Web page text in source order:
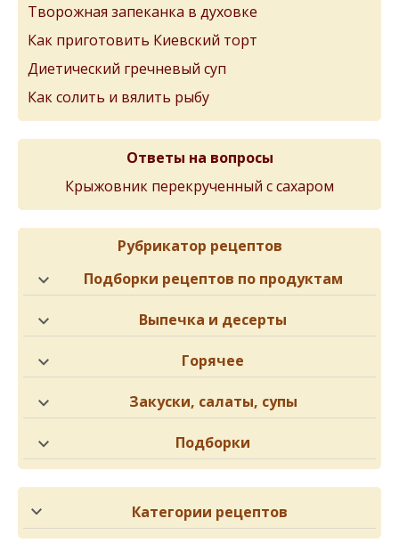
Творожная запеканка в духовке
Как приготовить Киевский торт
Диетический гречневый суп
Как солить и вялить рыбу
Ответы на вопросы
Крыжовник перекрученный с сахаром
Рубрикатор рецептов
Подборки рецептов по продуктам
Выпечка и десерты
Горячее
Закуски, салаты, супы
Подборки
Категории рецептов